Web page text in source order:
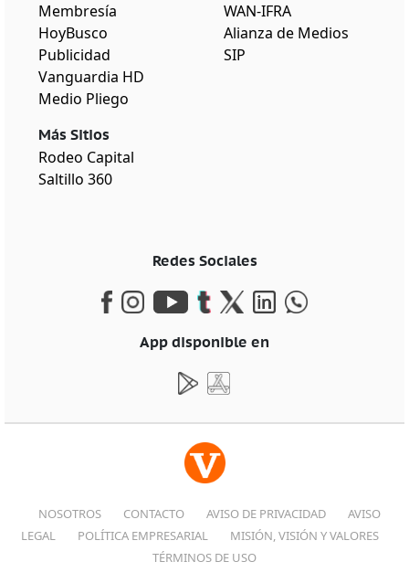
Membresía
HoyBusco
Publicidad
Vanguardia HD
Medio Pliego
Más Sitios
Rodeo Capital
Saltillo 360
WAN-IFRA
Alianza de Medios
SIP
Redes Sociales
App disponible en
NOSOTROS CONTACTO AVISO DE PRIVACIDAD
AVISO
LEGAL
POLÍTICA EMPRESARIAL
MISIÓN, VISIÓN Y VALORES
TÉRMINOS DE USO